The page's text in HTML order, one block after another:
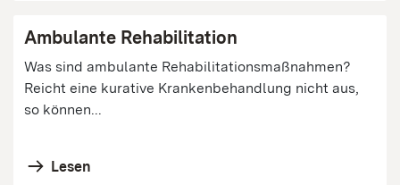
Ambulante Rehabilitation
Was sind ambulante Rehabilitationsmaßnahmen?
Reicht eine kurative Krankenbehandlung nicht aus,
so können...
Lesen